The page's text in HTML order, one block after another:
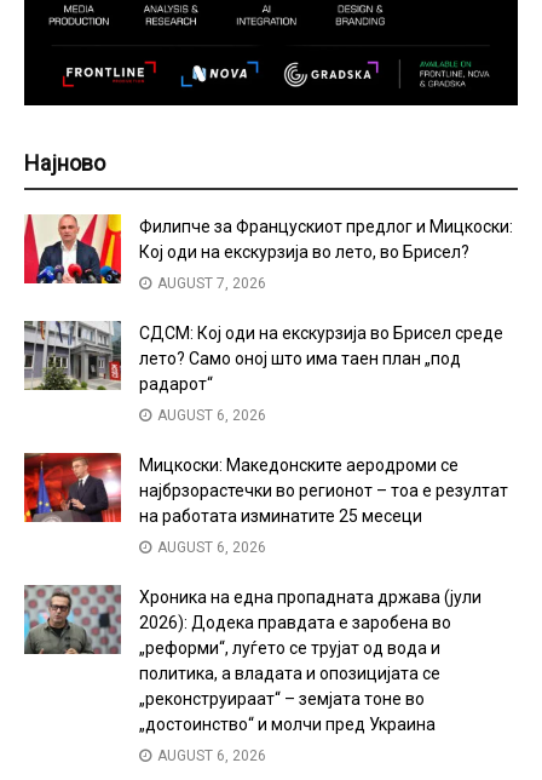
Најново
Филипче за Францускиот предлог и Мицкоски:
Кој оди на екскурзија во лето, во Брисел?
AUGUST 7, 2026
СДСМ: Кој оди на екскурзија во Брисел среде
лето? Само оној што има таен план „под
радарот“
AUGUST 6, 2026
Мицкоски: Македонските аеродроми се
најбрзорастечки во регионот – тоа е резултат
на работата изминатите 25 месеци
AUGUST 6, 2026
Хроника на една пропадната држава (јули
2026): Додека правдата е заробена во
„реформи“, луѓето се трујат од вода и
политика, а владата и опозицијата се
„реконструираат“ – земјата тоне во
„достоинство“ и молчи пред Украина
AUGUST 6, 2026